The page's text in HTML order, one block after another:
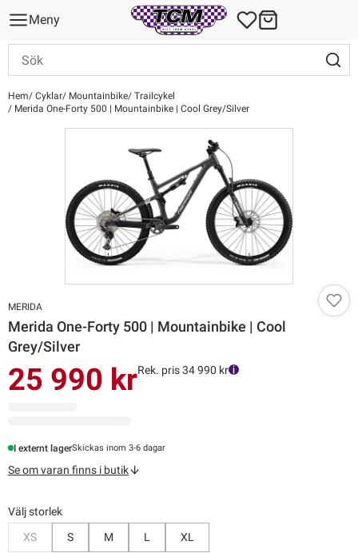
Meny
Hem Cyklar Mountainbike Trailcykel
Merida One-Forty 500 | Mountainbike | Cool Grey/Silver
MERIDA
Merida One-Forty 500 | Mountainbike | Cool
Grey/Silver
25 990 krRek. pris 34 990 kr
I externt lagerSkickas inom 3-6 dagar
Se om varan finns i butik
Välj storlek
XS
S M L XL